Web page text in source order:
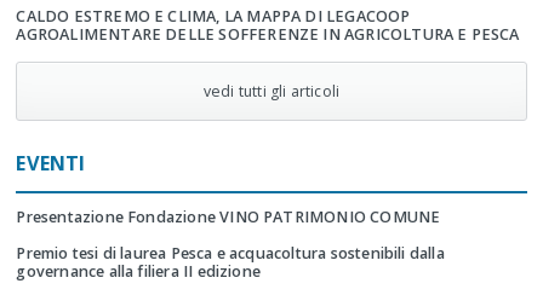
CALDO ESTREMO E CLIMA, LA MAPPA DI LEGACOOP
AGROALIMENTARE DELLE SOFFERENZE IN AGRICOLTURA E PESCA
vedi tutti gli articoli
EVENTI
Presentazione Fondazione VINO PATRIMONIO COMUNE
Premio tesi di laurea Pesca e acquacoltura sostenibili dalla
governance alla filiera II edizione